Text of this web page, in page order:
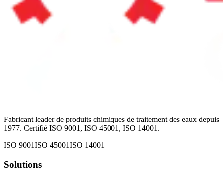
Fabricant leader de produits chimiques de traitement des eaux depuis
1977. Certifié ISO 9001, ISO 45001, ISO 14001.
ISO 9001ISO 45001ISO 14001
Solutions